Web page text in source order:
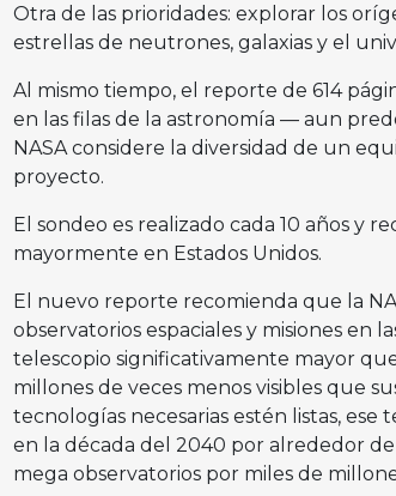
Otra de las prioridades: explorar los
estrellas de neutrones, galaxias y el
Al mismo tiempo, el reporte de 614
en las filas de la astronomía — aun
NASA considere la diversidad de un
proyecto.
El sondeo es realizado cada 10 años y
mayormente en Estados Unidos.
El nuevo reporte recomienda que la
observatorios espaciales y misiones en
telescopio significativamente mayor
millones de veces menos visibles que
tecnologías necesarias estén listas,
en la década del 2040 por alrededor
mega observatorios por miles de